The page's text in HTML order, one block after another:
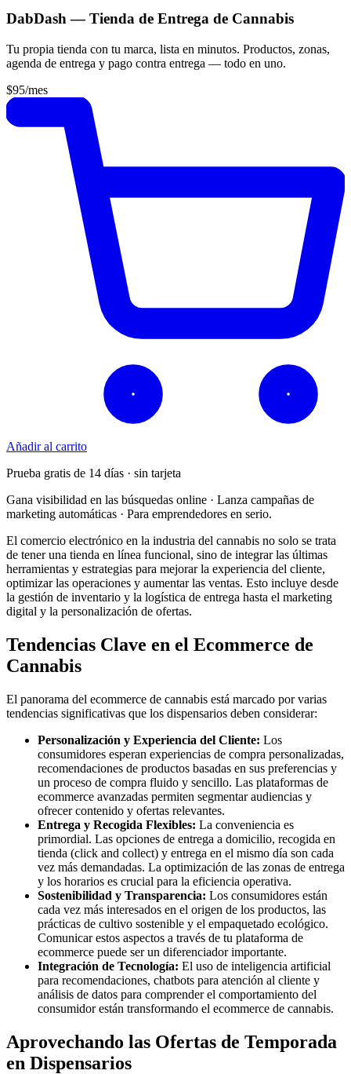
DabDash — Tienda de Entrega de Cannabis
Tu propia tienda con tu marca, lista en minutos. Productos, zonas,
agenda de entrega y pago contra entrega — todo en uno.
$95/mes
Añadir al carrito
Prueba gratis de 14 días · sin tarjeta
Gana visibilidad en las búsquedas online · Lanza campañas de
marketing automáticas · Para emprendedores en serio.
El comercio electrónico en la industria del cannabis no solo se trata
de tener una tienda en línea funcional, sino de integrar las últimas
herramientas y estrategias para mejorar la experiencia del cliente,
optimizar las operaciones y aumentar las ventas. Esto incluye desde
la gestión de inventario y la logística de entrega hasta el marketing
digital y la personalización de ofertas.
Tendencias Clave en el Ecommerce de
Cannabis
El panorama del ecommerce de cannabis está marcado por varias
tendencias significativas que los dispensarios deben considerar:
Personalización y Experiencia del Cliente: Los
consumidores esperan experiencias de compra personalizadas,
recomendaciones de productos basadas en sus preferencias y
un proceso de compra fluido y sencillo. Las plataformas de
ecommerce avanzadas permiten segmentar audiencias y
ofrecer contenido y ofertas relevantes.
Entrega y Recogida Flexibles: La conveniencia es
primordial. Las opciones de entrega a domicilio, recogida en
tienda (click and collect) y entrega en el mismo día son cada
vez más demandadas. La optimización de las zonas de entrega
y los horarios es crucial para la eficiencia operativa.
Sostenibilidad y Transparencia: Los consumidores están
cada vez más interesados en el origen de los productos, las
prácticas de cultivo sostenible y el empaquetado ecológico.
Comunicar estos aspectos a través de tu plataforma de
ecommerce puede ser un diferenciador importante.
Integración de Tecnología: El uso de inteligencia artificial
para recomendaciones, chatbots para atención al cliente y
análisis de datos para comprender el comportamiento del
consumidor están transformando el ecommerce de cannabis.
Aprovechando las Ofertas de Temporada
en Dispensarios